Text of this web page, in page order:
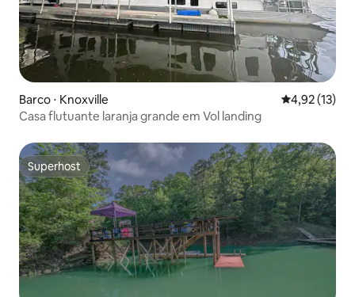
Barco ⋅ Knoxville 4,92 de uma
4,92 (13)
Casa flutuante laranja grande em Vol landing
Superhost
Superhost